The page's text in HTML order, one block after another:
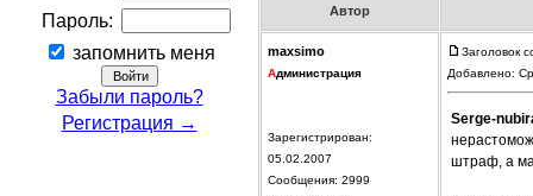
Пароль:
запомнить меня
Забыли пароль?
Регистрация →
Автор
maxsimo
Администрация
Зарегистрирован:
05.02.2007
Сообщения: 2999
Заголовок
Добавлено:
Serge-
штраф, а